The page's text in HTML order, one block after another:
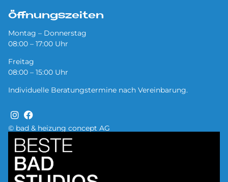
© bad & heizung concept AG
Öffnungszeiten
Montag – Donnerstag
08:00 – 17:00 Uhr
Freitag
08:00 – 15:00 Uhr
Individuelle Beratungstermine nach Vereinbarung.